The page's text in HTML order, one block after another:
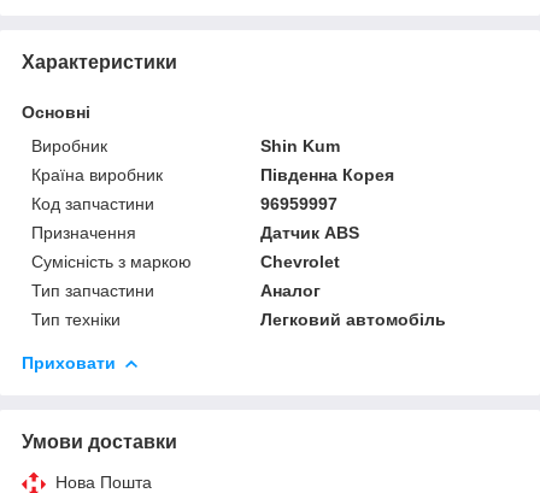
Характеристики
Основні
Виробник
Shin Kum
Країна виробник
Південна Корея
Код запчастини
96959997
Призначення
Датчик ABS
Сумісність з маркою
Chevrolet
Тип запчастини
Аналог
Тип техніки
Легковий автомобіль
Приховати
Умови доставки
Нова Пошта